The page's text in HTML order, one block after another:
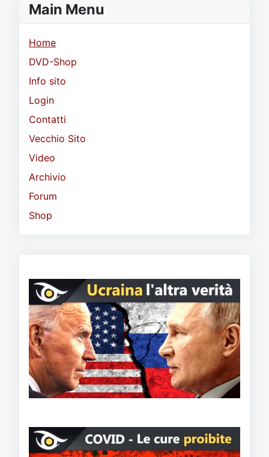
Main Menu
Home
DVD-Shop
Info sito
Login
Contatti
Vecchio Sito
Video
Archivio
Forum
Shop